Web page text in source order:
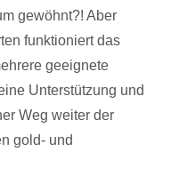
gewöhnt?! Aber
funktioniert das
geeignete
Unterstützung und
Weg weiter der
gold- und